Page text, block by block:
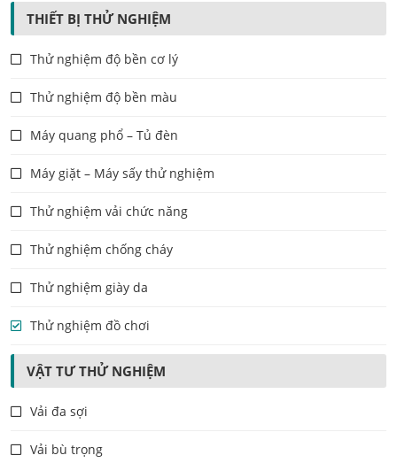
THIẾT BỊ THỬ NGHIỆM
Thử nghiệm độ bền cơ lý
Thử nghiệm độ bền màu
Máy quang phổ – Tủ đèn
Máy giặt – Máy sấy thử nghiệm
Thử nghiệm vải chức năng
Thử nghiệm chống cháy
Thử nghiệm giày da
Thử nghiệm đồ chơi
VẬT TƯ THỬ NGHIỆM
Vải đa sợi
Vải bù trọng